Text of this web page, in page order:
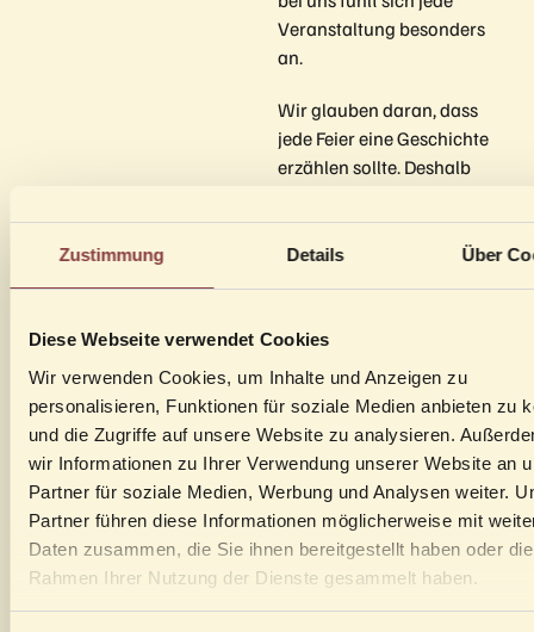
Zustimmung Details Über
Diese Webseite verwendet Cookies
Wir verwenden Cookies, um Inhalte und Anzeigen zu
personalisieren, Funktionen für soziale Medien anbieten zu
und die Zugriffe auf unsere Website zu analysieren.
wir Informationen zu Ihrer Verwendung unserer Website an
Partner für soziale Medien, Werbung und Analysen weiter.
Partner führen diese Informationen möglicherweise mit
Daten zusammen, die Sie ihnen bereitgestellt haben oder
Rahmen Ihrer Nutzung der Dienste gesammelt haben.
Veranstaltung besonders
an.
Wir glauben daran, dass
jede Feier eine Geschichte
erzählen sollte. Deshalb
deinen Abend so zu
gestalten, wie du es dir
Ohr für deine Ideen und
einem Team, das dafür sorgt,
dass alles reibungslos
läuft.Feiern in Wien
bekommt mit Bolena eine
ganz neue Bedeutung –
persönlich, entspannt und
mit Stil.